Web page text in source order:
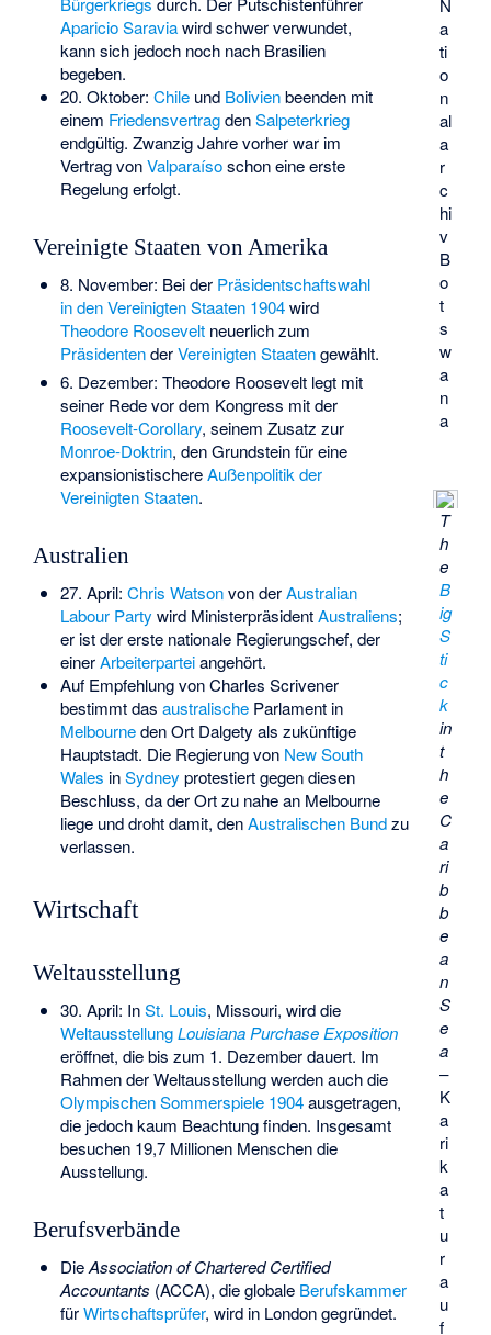
N
a
ti
o
n
al
a
r
c
hi
v
B
o
t
s
w
a
n
a
Aparicio Saraviawird schwer verwundet,
kann sich jedoch noch nach Brasilien
begeben.
20. Oktober: Chileund Bolivienbeenden mit
einem FriedensvertragdenSalpeterkrieg
endgültig. Zwanzig Jahre vorher war im
Vertrag vonValparaísoschon eine erste
Regelung erfolgt.
Vereinigte Staaten von Amerika
8. November: Bei der Präsidentschaftswahl
in den Vereinigten Staaten 1904wird
Theodore Rooseveltneuerlich zum
PräsidentenderVereinigten Staatengewählt.
T
h
e
B
ig
S
ti
c
k
in
t
h
e
C
a
ri
b
b
e
a
n
S
e
a
–
K
a
ri
k
a
t
u
r
a
u
f
6. Dezember: Theodore Roosevelt legt mit
seiner Rede vor dem Kongress mit der
Roosevelt-Corollary, seinem Zusatz zur
Monroe-Doktrin, den Grundstein für eine
expansionistischereAußenpolitik der
Vereinigten Staaten.
Australien
27. April: Chris Watsonvon derAustralian
Labour Party wird MinisterpräsidentAustraliens;
er ist der erste nationale Regierungschef, der
einerArbeiterparteiangehört.
Auf Empfehlung vonCharles Scrivener
bestimmt das australischeParlament in
Melbourneden Ort Dalgety als zukünftige
Hauptstadt. Die Regierung von New South
Wales inSydney protestiert gegen diesen
Beschluss, da der Ort zu nahe an Melbourne
liege und droht damit, denAustralischen Bundzu
verlassen.
Wirtschaft
Weltausstellung
30. April: InSt. Louis, Missouri, wird die
Weltausstellung Louisiana Purchase Exposition
eröffnet, die bis zum 1. Dezember dauert. Im
Rahmen der Weltausstellung werden auch die
Olympischen Sommerspiele 1904ausgetragen,
die jedoch kaum Beachtung finden. Insgesamt
besuchen 19,7 Millionen Menschen die
Ausstellung.
Berufsverbände
DieAssociation of Chartered Certified
Accountants (ACCA), die globale Berufskammer
fürWirtschaftsprüfer, wird in London gegründet.